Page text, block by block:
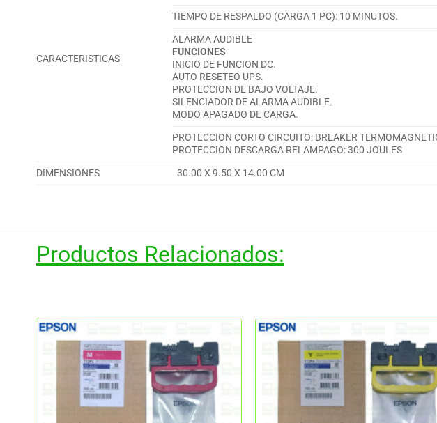
CARACTERISTICAS
TIEMPO DE RESPALDO (CARGA 1 PC): 10 MINUTOS.
ALARMA AUDIBLE
FUNCIONES
INICIO DE FUNCION DC.
AUTO RESETEO UPS.
PROTECCION DE BAJO VOLTAJE.
SILENCIADOR DE ALARMA AUDIBLE.
MODO APAGADO DE CARGA.
PROTECCION CORTO CIRCUITO: BREAKER
PROTECCION DESCARGA RELAMPAGO: 300 JOULES
DIMENSIONES
30.00 X 9.50 X 14.00 CM
Productos Relacionados: